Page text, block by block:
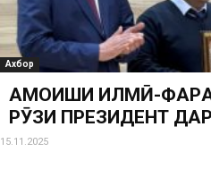
Ахбор
ҲАМОИШИ ИЛМӢ-
РӮЗИ ПРЕЗИДЕНТ
15.11.2025